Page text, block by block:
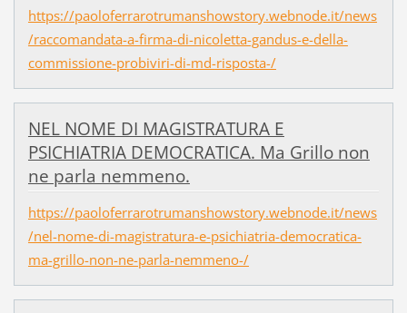
https://paoloferrarotrumanshowstory.webnode.it/news
/raccomandata-a-firma-di-nicoletta-gandus-e-della-
commissione-probiviri-di-md-risposta-/
NEL NOME DI MAGISTRATURA E
PSICHIATRIA DEMOCRATICA. Ma Grillo non
ne parla nemmeno.
https://paoloferrarotrumanshowstory.webnode.it/news
/nel-nome-di-magistratura-e-psichiatria-democratica-
ma-grillo-non-ne-parla-nemmeno-/